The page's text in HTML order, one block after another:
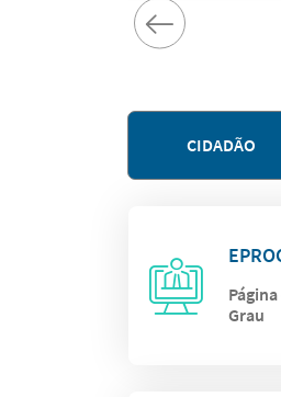
CIDADÃO
Página
Grau